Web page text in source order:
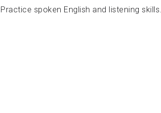
Practice spoken English and listening skills...